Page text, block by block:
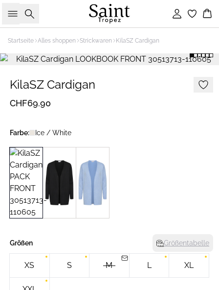
Suche Einloggen
Startseite Alles shoppen Strickwaren KilaSZ Cardigan
KilaSZ Cardigan
CHF69.90
Farbe: Ice / White
Größen Größentabelle
XS S M L XL